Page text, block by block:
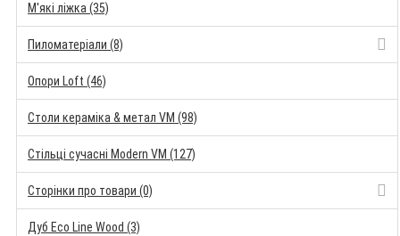
М'які ліжка (35)
Пиломатеріали (8)
Опори Loft (46)
Столи кераміка & метал VM (98)
Стільці сучасні Modern VM (127)
Сторінки про товари (0)
Дуб Eco Line Wood (3)